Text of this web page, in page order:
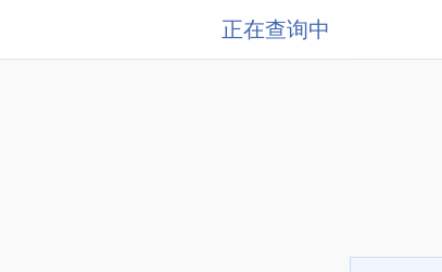
正在查询中